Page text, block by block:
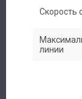
Скорость
линии